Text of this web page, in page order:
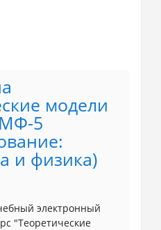
модели
5
и физика)
электронный
"Теоретические